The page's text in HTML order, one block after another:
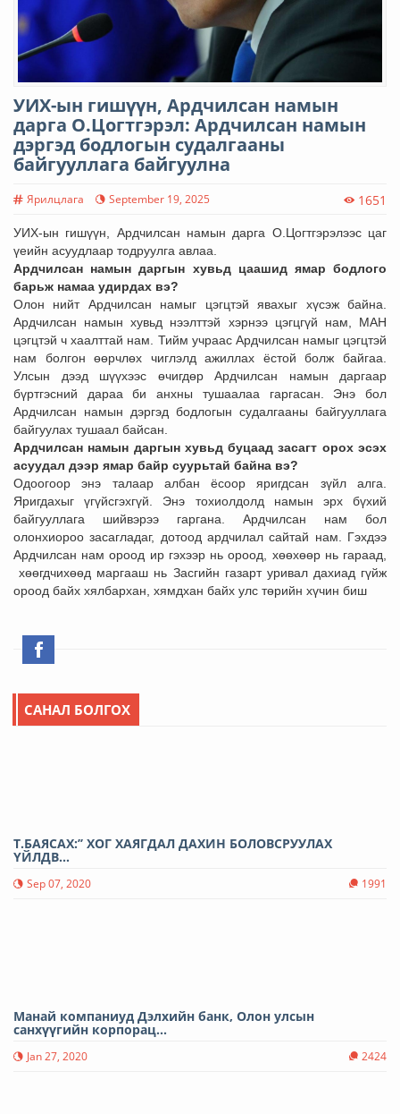
УИХ-ын гишүүн, Ардчилсан намын
дарга О.Цогтгэрэл: Ардчилсан намын
дэргэд бодлогын судалгааны
байгууллага байгуулна
Ярилцлага September 19, 2025 1651
УИХ-ын гишүүн, Ардчилсан намын дарга О.Цогтгэрэлээс цаг
үеийн асуудлаар тодруулга авлаа.
Ардчилсан намын даргын хувьд цаашид ямар бодлого
барьж намаа удирдах вэ?
Олон нийт Ардчилсан намыг цэгцтэй явахыг хүсэж байна.
Ардчилсан намын хувьд нээлттэй хэрнээ цэгцгүй нам, МАН
цэгцтэй ч хаалттай нам. Тийм учраас Ардчилсан намыг цэгцтэй
нам болгон өөрчлөх чиглэлд ажиллах ёстой болж байгаа.
Улсын дээд шүүхээс өчигдөр Ардчилсан намын даргаар
бүртгэсний дараа би анхны тушаалаа гаргасан. Энэ бол
Ардчилсан намын дэргэд бодлогын судалгааны байгууллага
байгуулах тушаал байсан.
Ардчилсан намын даргын хувьд буцаад засагт орох эсэх
асуудал дээр ямар байр суурьтай байна вэ?
Одоогоор энэ талаар албан ёсоор яригдсан зүйл алга.
Яригдахыг үгүйсгэхгүй. Энэ тохиолдолд намын эрх бүхий
байгууллага шийвэрээ гаргана. Ардчилсан нам бол
олонхиороо засагладаг, дотоод ардчилал сайтай нам. Гэхдээ
Ардчилсан нам ороод ир гэхээр нь ороод, хөөхөөр нь гараад,
хөөгдчихөөд маргааш нь Засгийн газарт уривал дахиад гүйж
ороод байх хялбархан, хямдхан байх улс төрийн хүчин биш
САНАЛ БОЛГОХ
Т.БАЯСАХ:’’ ХОГ ХАЯГДАЛ ДАХИН БОЛОВСРУУЛАХ
ҮЙЛДВ...
Sep 07, 2020 1991
Манай компаниуд Дэлхийн банк, Олон улсын
санхүүгийн корпорац...
Jan 27, 2020 2424